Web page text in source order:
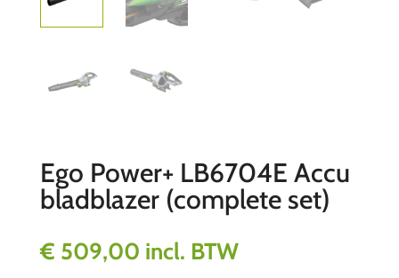
Ego Power+ LB6704E Accu
bladblazer (complete set)
€ 509,00 incl. BTW